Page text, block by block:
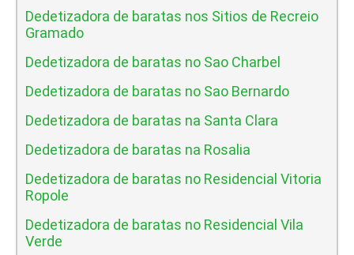
Dedetizadora de baratas nos Sitios de Recreio
Gramado
Dedetizadora de baratas no Sao Charbel
Dedetizadora de baratas no Sao Bernardo
Dedetizadora de baratas na Santa Clara
Dedetizadora de baratas na Rosalia
Dedetizadora de baratas no Residencial Vitoria
Ropole
Dedetizadora de baratas no Residencial Vila
Verde